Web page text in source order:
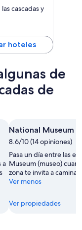
cascadas y
hoteles
de
de
a
National Museum
8.6/10 (14 opiniones)
Pasa un día entre las
Museum (museo)
zona te invita a caminar
Ver menos
Ver propiedades